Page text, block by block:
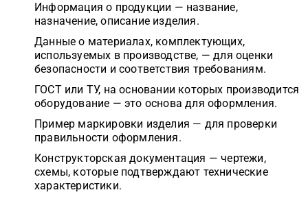
Информация о продукции — название,
назначение, описание изделия.
Данные о материалах, комплектующих,
используемых в производстве, — для оценки
безопасности и соответствия требованиям.
ГОСТ или ТУ, на основании которых производится
оборудование — это основа для оформления.
Пример маркировки изделия — для проверки
правильности оформления.
Конструкторская документация — чертежи,
схемы, которые подтверждают технические
характеристики.